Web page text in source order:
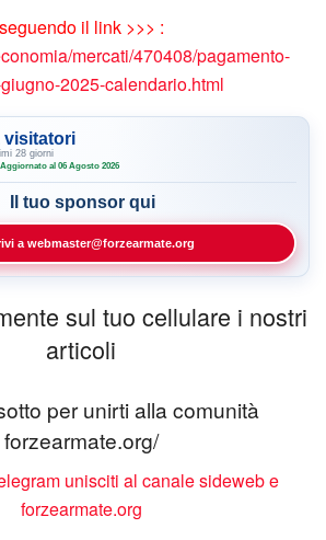
il link >>> :
mercati/470408/pagamento-
2025-calendario.html
visitatori
28 giorni
Aggiornato al 06 Agosto 2026
Il tuo sponsor qui
a webmaster@forzearmate.org
sul tuo cellulare i nostri
articoli
per unirti alla comunità
forzearmate.org/